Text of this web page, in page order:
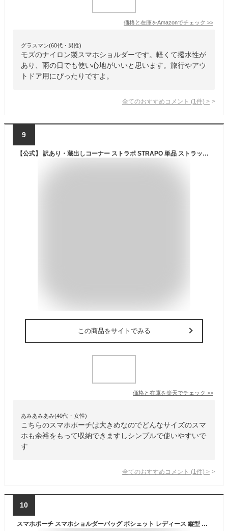
価格と在庫をAmazonでチェック >>
グラスマン(60代・男性)
モズのナイロン製スマホショルダーです。軽くて撥水性が
あり、雨の日でも使い心地がいいと思います。旅行やアウ
トドア用にぴったりですよ。
全てのおすすめコメント (1 件) >
9
【公式】 訳あり・蔵出しコーナー ストラポ STRAPO 単品 ストラッパー スマホポーチ 表面 撥水 スマホショルダー ショルダー カラビナ 防水 ナイロン 防水 防汚 盗難防止 画面保護 斜めがけ 縦型 ショルダーバッグ バッグ strapper サコッシュ レディース メンズ
この商品をサイトでみる
価格と在庫を楽天でチェック >>
あみあみあみ(40代・女性)
こちらのスマホポーチは大きめなのでどんなサイズのスマ
ホも余裕をもって収納できますしシンプルで使いやすいで
す
全てのおすすめコメント (1 件) >
10
スマホポーチ スマホショルダーバッグ ポシェット レディース 縦型 軽量 ナイロン 防水 斜めがけ SC